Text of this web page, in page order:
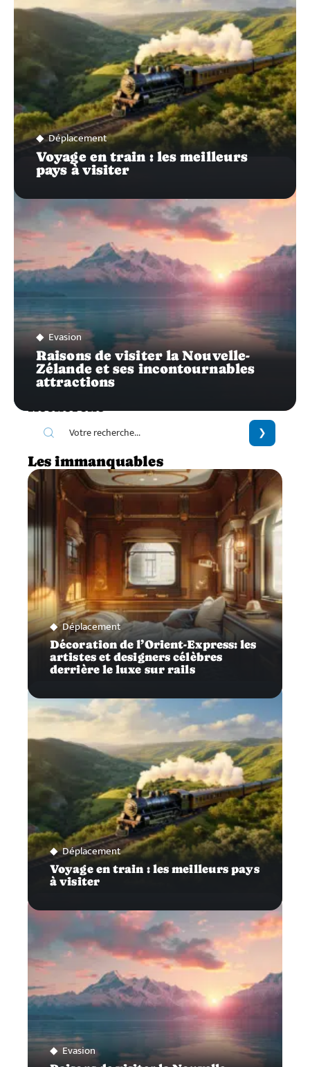
Déplacement
Voyage en train : les meilleurs
pays à visiter
Evasion
Raisons de visiter la Nouvelle-
Zélande et ses incontournables
attractions
Les immanquables
Déplacement
Décoration de l’Orient-Express: les
artistes et designers célèbres
derrière le luxe sur rails
Déplacement
Voyage en train : les meilleurs pays
à visiter
Evasion